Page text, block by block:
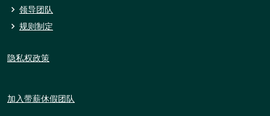
领导团队
规则制定
隐私权政策
加入带薪休假团队